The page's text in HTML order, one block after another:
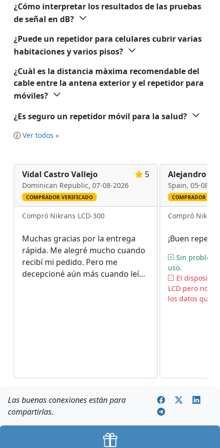
¿Cómo interpretar los resultados de las pruebas
de señal en dB?
¿Puede un repetidor para celulares cubrir varias
habitaciones y varios pisos?
¿Cuàl es la distancia màxima recomendable del
cable entre la antena exterior y el repetidor para
móviles?
¿Es seguro un repetidor móvil para la salud?
Ver todos »
Vidal Castro Vallejo 5
Dominican Republic, 07-08-2026
COMPRADOR VERIFICADO
Compró Nikrans LCD-300
Muchas gracias por la entrega
rápida. Me alegré mucho cuando
recibí mi pedido. Pero me
decepcioné aún más cuando leí
Alejandro
Spain, 05-08-
COMPRADOR
Compró
¡Buen
Sin
uso.
El
LCD pero no
los datos que
Las buenas conexiones están para
compartirlas.